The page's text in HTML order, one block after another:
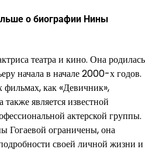
о биографии Нины
театра и кино. Она родилась
начала в начале 2000-х годов.
фильмах, как «Девичник»,
является известной
актерской группы.
Гогаевой ограничены, она
своей личной жизни и